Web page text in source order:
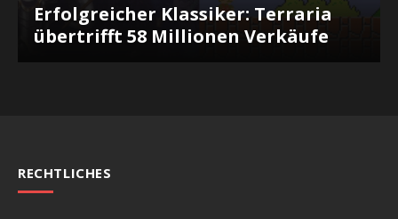
Erfolgreicher Klassiker: Terraria
übertrifft 58 Millionen Verkäufe
RECHTLICHES